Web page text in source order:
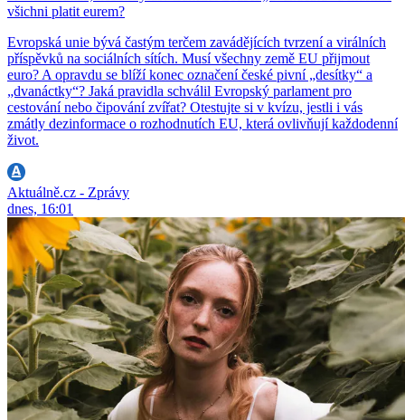
všichni platit eurem?
Evropská unie bývá častým terčem zavádějících tvrzení a virálních
příspěvků na sociálních sítích. Musí všechny země EU přijmout
euro? A opravdu se blíží konec označení české pivní „desítky“ a
„dvanáctky“? Jaká pravidla schválil Evropský parlament pro
cestování nebo čipování zvířat? Otestujte si v kvízu, jestli i vás
zmátly dezinformace o rozhodnutích EU, která ovlivňují každodenní
život.
Aktuálně.cz - Zprávy
dnes, 16:01